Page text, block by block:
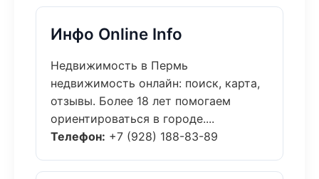
Инфо Online Info
Недвижимость в Пермь
недвижимость онлайн: поиск, карта,
отзывы. Более 18 лет помогаем
ориентироваться в городе....
Телефон: +7 (928) 188-83-89